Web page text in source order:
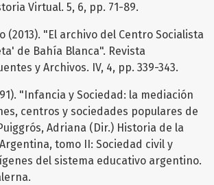
Virtual. 5, 6, pp. 71-89.
(2013). "El archivo del Centro Socialista
de Bahía Blanca". Revista
y Archivos. IV, 4, pp. 339-343.
"Infancia y Sociedad: la mediación
centros y sociedades populares de
Adriana (Dir.) Historia de la
tomo II: Sociedad civil y
del sistema educativo argentino.